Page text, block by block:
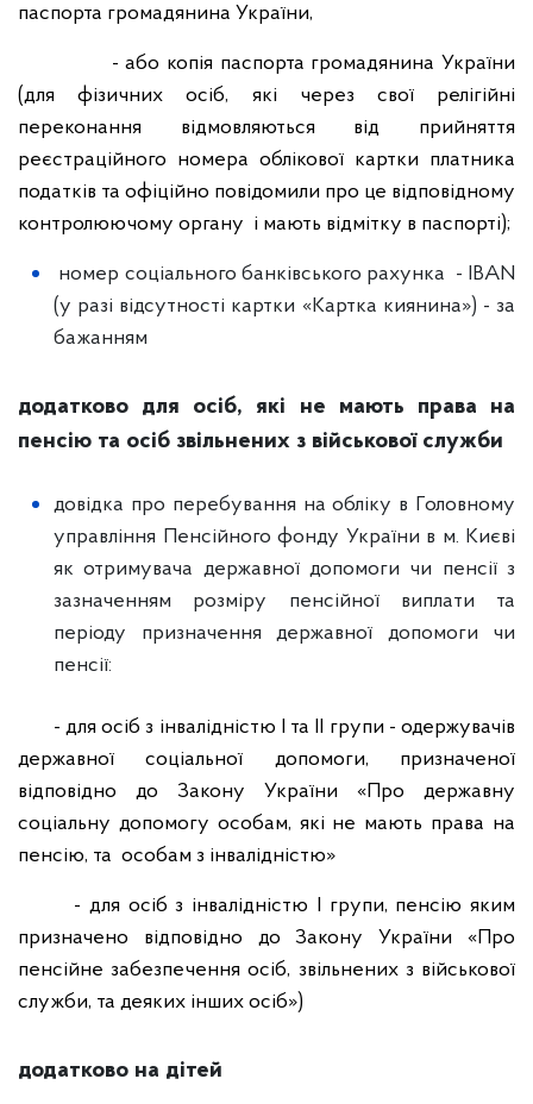
паспорта громадянина України,
- або копія паспорта громадянина України
(для фізичних осіб, які через свої релігійні
переконання відмовляються від прийняття
реєстраційного номера облікової картки платника
податків та офіційно повідомили про це відповідному
контролюючому органу і мають відмітку в паспорті);
номер соціального банківського рахунка - IBAN
(у разі відсутності картки «Картка киянина») - за
бажанням
додатково для осіб, які не мають права на
пенсію та осіб звільнених з військової служби
довідка про перебування на обліку в Головному
управління Пенсійного фонду України в м. Києві
як отримувача державної допомоги чи пенсії з
зазначенням розміру пенсійної виплати та
періоду призначення державної допомоги чи
пенсії:
- для осіб з інвалідністю I та ІІ групи - одержувачів
державної соціальної допомоги, призначеної
відповідно до Закону України «Про державну
соціальну допомогу особам, які не мають права на
пенсію, та особам з інвалідністю»
- для осіб з інвалідністю І групи, пенсію яким
призначено відповідно до Закону України «Про
пенсійне забезпечення осіб, звільнених з військової
служби, та деяких інших осіб»)
додатково на дітей